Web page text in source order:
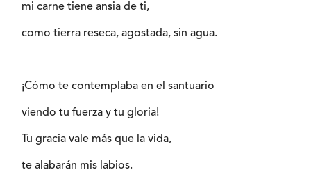
mi carne tiene ansia de ti,
como tierra reseca, agostada, sin agua.
¡Cómo te contemplaba en el santuario
viendo tu fuerza y tu gloria!
Tu gracia vale más que la vida,
te alabarán mis labios.